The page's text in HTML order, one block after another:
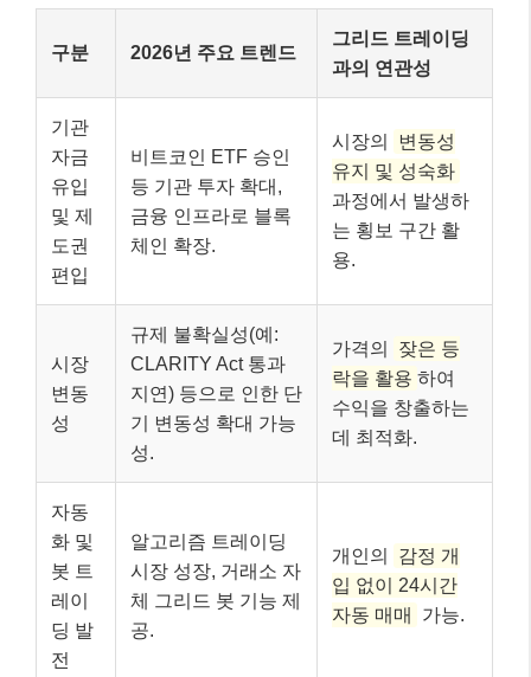
구분 2026년 주요 트렌드
그리드 트레이딩
과의 연관성
기관
자금
유입
및 제
도권
편입
비트코인 ETF 승인
등 기관 투자 확대,
금융 인프라로 블록
체인 확장.
시장의
변동성
유지 및 성숙화
과정에서 발생하
는 횡보 구간 활
용.
시장
변동
성
규제 불확실성(예:
CLARITY Act 통과
지연) 등으로 인한 단
기 변동성 확대 가능
성.
가격의
잦은 등
락을 활용 하여
수익을 창출하는
데 최적화.
자동
화 및
봇 트
레이
딩 발
전
알고리즘 트레이딩
시장 성장, 거래소 자
체 그리드 봇 기능 제
공.
개인의
감정 개
입 없이 24시간
자동 매매
가능.